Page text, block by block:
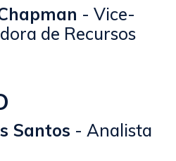
- Vice-
de Recursos
Santos - Analista